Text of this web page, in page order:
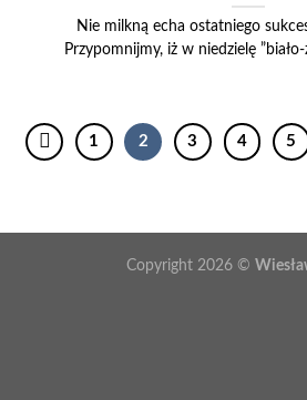
Nie milkną echa ostatniego
Przypomnijmy, iż w niedzielę
1 2 3 4 5
Copyright 2026 ©